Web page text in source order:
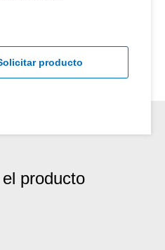
producto
producto